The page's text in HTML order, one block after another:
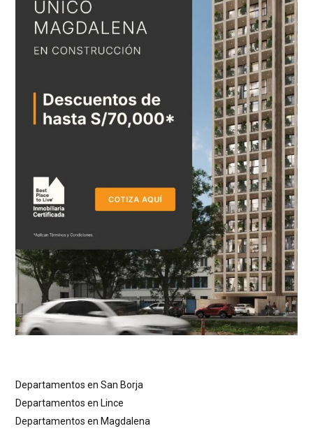
Departamentos en San Borja
Departamentos en Lince
Departamentos en Magdalena